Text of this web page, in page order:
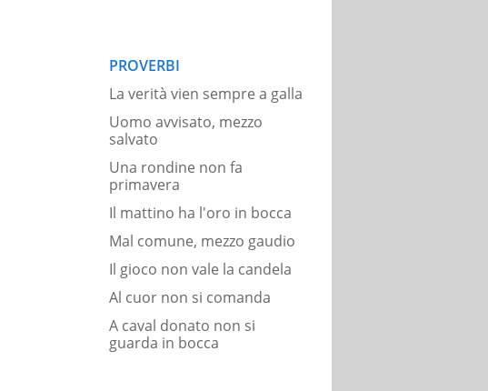
PROVERBI
La verità vien sempre a galla
Uomo avvisato, mezzo
salvato
Una rondine non fa
primavera
Il mattino ha l'oro in bocca
Mal comune, mezzo gaudio
Il gioco non vale la candela
Al cuor non si comanda
A caval donato non si
guarda in bocca